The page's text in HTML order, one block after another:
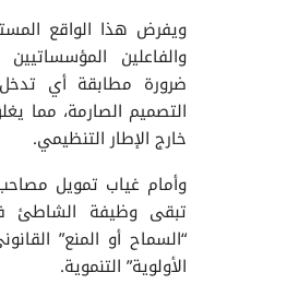
​ويفرض هذا الواقع
والفاعلين
ضرورة مطابقة أي
التصميم الصارمة، مما
خارج الإطار التنظيمي.
وأمام غياب تمويل
تبقى وظيفة الشاطئ
“السماح أو المنع”
الأولوية” التنموية.